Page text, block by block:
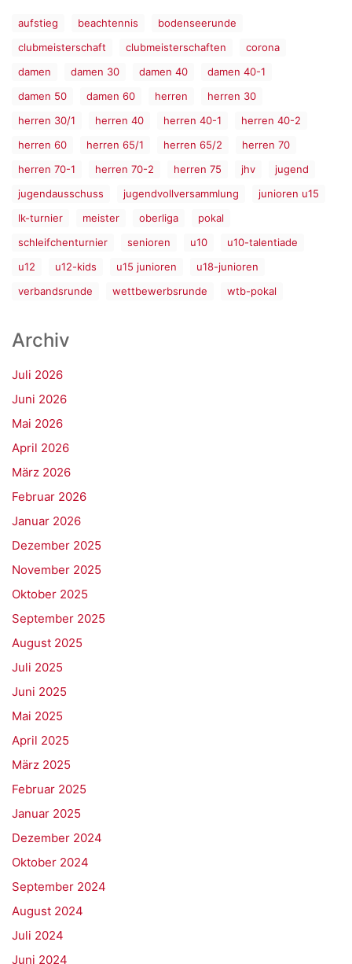
aufstieg beachtennis
bodenseerunde
clubmeisterschaft
clubmeisterschaften
corona
damen
damen 30 damen 40
damen 40-1
damen 50
damen 60 herren
herren 30
herren 30/1
herren 40 herren 40-1
herren 40-2
herren 60
herren 65/1 herren 65/2
herren 70
herren 70-1
herren 70-2 herren 75 jhv
jugend
jugendausschuss
jugendvollversammlung
junioren u15
lk-turnier
meister oberliga
pokal
schleifchenturnier
senioren u10
u10-talentiade
u12
u12-kids u15 junioren
u18-junioren
verbandsrunde
wettbewerbsrunde wtb-pokal
Archiv
Juli 2026
Juni 2026
Mai 2026
April 2026
März 2026
Februar 2026
Januar 2026
Dezember 2025
November 2025
Oktober 2025
September 2025
August 2025
Juli 2025
Juni 2025
Mai 2025
April 2025
März 2025
Februar 2025
Januar 2025
Dezember 2024
Oktober 2024
September 2024
August 2024
Juli 2024
Juni 2024